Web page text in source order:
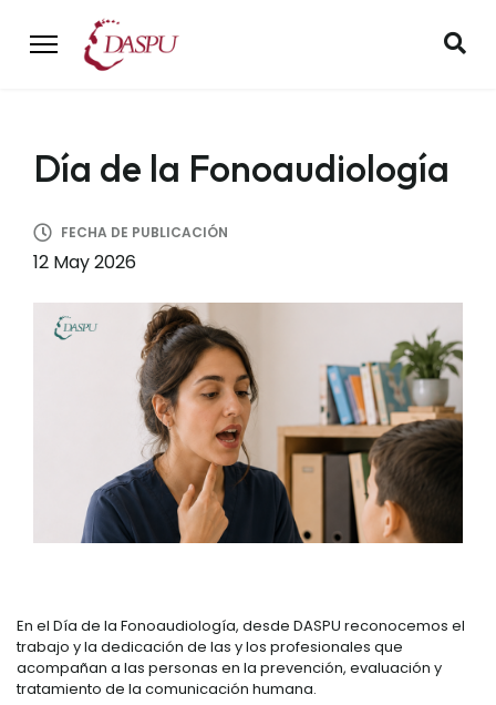
Día de la Fonoaudiología
FECHA DE PUBLICACIÓN
12 May 2026
En el Día de la Fonoaudiología, desde DASPU reconocemos el
trabajo y la dedicación de las y los profesionales que
acompañan a las personas en la prevención, evaluación y
tratamiento de la comunicación humana.